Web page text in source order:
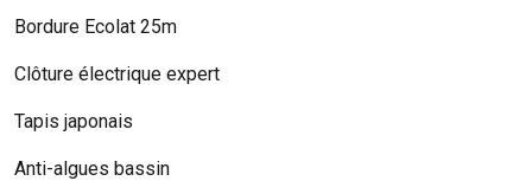
Bordure Ecolat 25m
Clôture électrique expert
Tapis japonais
Anti-algues bassin